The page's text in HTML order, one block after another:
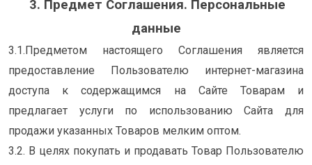
3. Предмет Соглашения. Персональные
данные
3.1.Предметом настоящего Соглашения является
предоставление Пользователю интернет-магазина
доступа к содержащимся на Сайте Товарам и
предлагает услуги по использованию Сайта для
продажи указанных Товаров мелким оптом.
3.2. В целях покупать и продавать Товар Пользователю